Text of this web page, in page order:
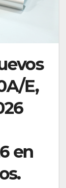
E,
en